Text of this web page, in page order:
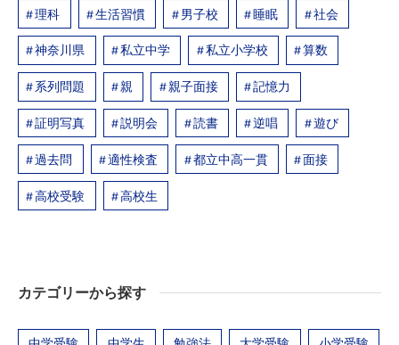
理科 生活習慣 男子校 睡眠 社会
神奈川県 私立中学 私立小学校 算数
系列問題 親 親子面接 記憶力
証明写真 説明会 読書 逆唱 遊び
過去問 適性検査 都立中高一貫 面接
高校受験 高校生
カテゴリーから探す